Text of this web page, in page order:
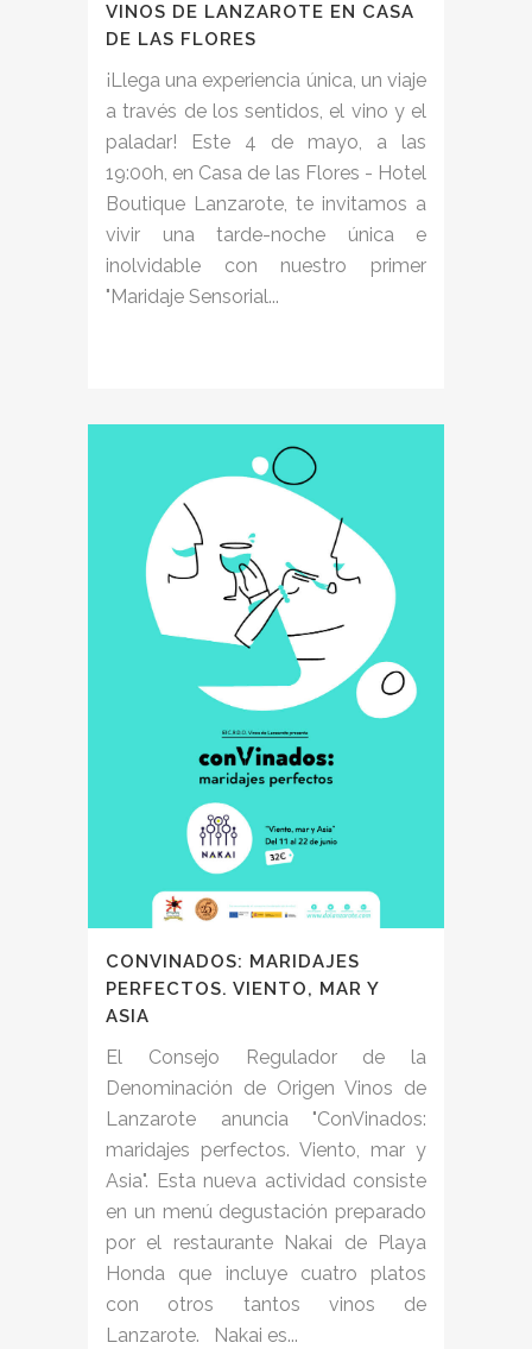
VINOS DE LANZAROTE EN CASA
DE LAS FLORES
¡Llega una experiencia única, un viaje
a través de los sentidos, el vino y el
paladar! Este 4 de mayo, a las
19:00h, en Casa de las Flores - Hotel
Boutique Lanzarote, te invitamos a
vivir una tarde-noche única e
inolvidable con nuestro primer
"Maridaje Sensorial...
CONVINADOS: MARIDAJES
PERFECTOS. VIENTO, MAR Y
ASIA
El Consejo Regulador de la
Denominación de Origen Vinos de
Lanzarote anuncia "ConVinados:
maridajes perfectos. Viento, mar y
Asia". Esta nueva actividad consiste
en un menú degustación preparado
por el restaurante Nakai de Playa
Honda que incluye cuatro platos
con otros tantos vinos de
Lanzarote. Nakai es...